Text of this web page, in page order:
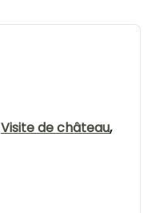
Visite de château,